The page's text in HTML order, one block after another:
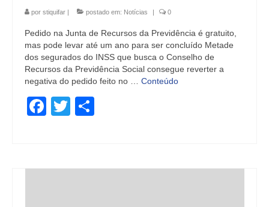
por stiquifar | postado em: Notícias | 0
Pedido na Junta de Recursos da Previdência é gratuito,
mas pode levar até um ano para ser concluído Metade
dos segurados do INSS que busca o Conselho de
Recursos da Previdência Social consegue reverter a
negativa do pedido feito no … Conteúdo
Facebook
Twitter